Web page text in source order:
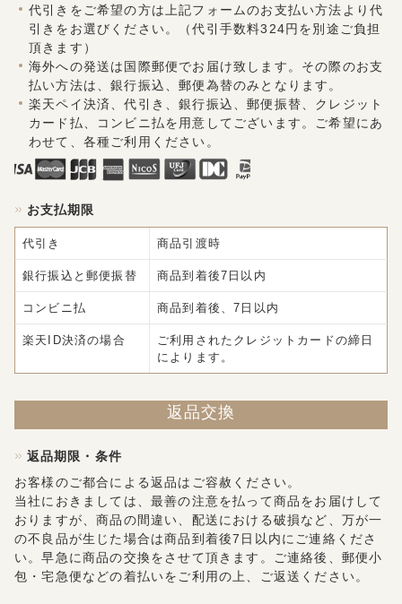
代引きをご希望の方は上記フォームのお支払い方法より代
引きをお選びください。（代引手数料324円を別途ご負担
頂きます）
海外への発送は国際郵便でお届け致します。その際のお支
払い方法は、銀行振込、郵便為替のみとなります。
楽天ペイ決済、代引き、銀行振込、郵便振替、クレジット
カード払、コンビニ払を用意してございます。ご希望にあ
わせて、各種ご利用ください。
お支払期限
代引き 商品引渡時
銀行振込と郵便振替 商品到着後7日以内
コンビニ払 商品到着後、7日以内
楽天ID決済の場合
ご利用されたクレジットカードの締日
によります。
返品交換
返品期限・条件
お客様のご都合による返品はご容赦ください。
当社におきましては、最善の注意を払って商品をお届けして
おりますが、商品の間違い、配送における破損など、万が一
の不良品が生じた場合は商品到着後7日以内にご連絡くださ
い。早急に商品の交換をさせて頂きます。ご連絡後、郵便小
包・宅急便などの着払いをご利用の上、ご返送ください。